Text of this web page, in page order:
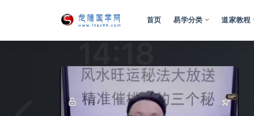
首页 易学分类 道家教程